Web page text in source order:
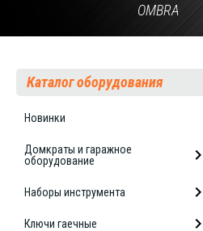
OMBRA
Каталог оборудования
Новинки
Домкраты и гаражное
оборудование
Наборы инструмента
Ключи гаечные